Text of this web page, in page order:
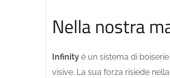
Nella nostra
Infinity è un sistema di
visive. La sua forza risiede